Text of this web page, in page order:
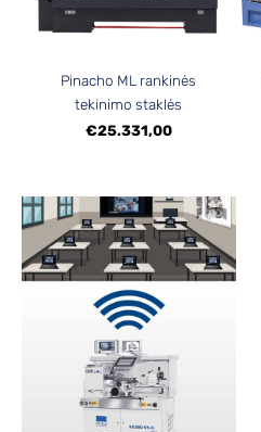
Pinacho ML rankinės
tekinimo staklės
€25.331,00